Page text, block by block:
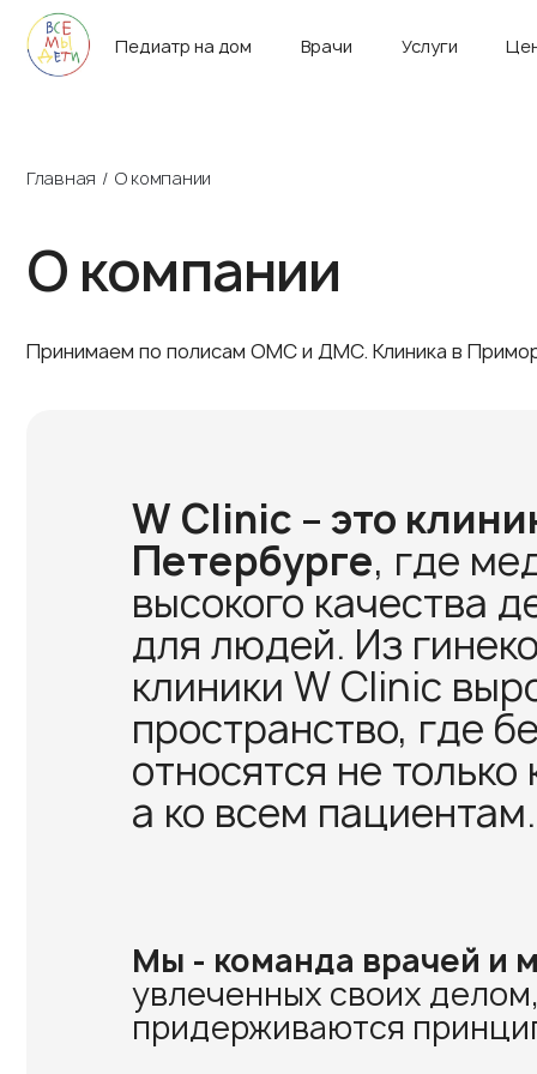
г. Санкт-Петербург
Педиатр на дом Врачи Услуги
Главная О компании
О компании
Принимаем по полисам ОМС и ДМС. Клиника в
W Clinic – это
Петербурге, где
высокого качества
для людей. Из
клиники W Clinic
пространство, где
относятся не
а ко всем пациентам.
Мы - команда врачей и
увлеченных своих
придерживаются